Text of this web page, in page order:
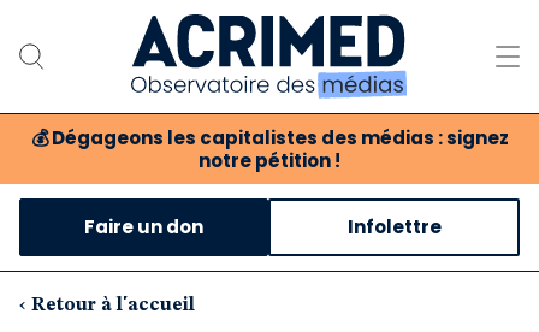
💰 Dégageons les capitalistes des médias : signez
notre pétition !
Notre association
Notre critique des médias
Nos propositions
Faire un don Infolettre
‹ Retour à l'accueil